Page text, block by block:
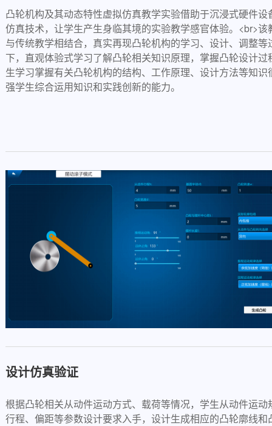
凸轮机构及其动态特性虚拟仿真教学实验借助于沉浸式硬件
仿真技术，让学生产生身临其境的实验教学感官体验。<br>
与传统教学相结合，真实再现凸轮机构的学习、设计、调整
下，直观体验式学习了解凸轮相关知识原理，掌握凸轮设计
生学习掌握有关凸轮机构的结构、工作原理、设计方法等知
强学生综合运用知识和实践创新的能力。
设计仿真验证
根据凸轮相关从动件运动方式、载荷等情况，学生从动件运
行程、偏距等参数设计要求入手，设计生成相应的凸轮廓线